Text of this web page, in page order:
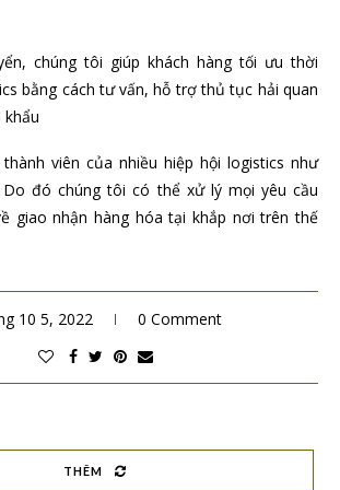
chúng tôi giúp khách hàng tối ưu thời
bằng cách tư vấn, hỗ trợ thủ tục hải quan
khẩu
viên của nhiều hiệp hội logistics như
Do đó chúng tôi có thể xử lý mọi yêu cầu
giao nhận hàng hóa tại khắp nơi trên thế
10 5, 2022 0 Comment
THÊM